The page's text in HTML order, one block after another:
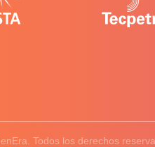
Todos los derechos